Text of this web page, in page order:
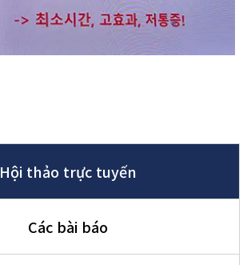
Hội thảo trực tuyến
Các bài báo